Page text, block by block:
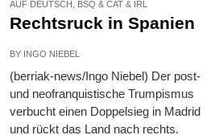
AUF DEUTSCH
BSQ & CAT & IRL
Rechtsruck in Spanien
BY INGO NIEBEL
(berriak-news/Ingo Niebel) Der post-
und neofranquistische Trumpismus
verbucht einen Doppelsieg in Madrid
und rückt das Land nach rechts.